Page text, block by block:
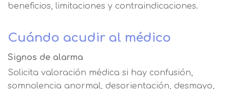
beneficios, limitaciones y contraindicaciones.
Cuándo acudir al médico
Signos de alarma
Solicita valoración médica si hay confusión,
somnolencia anormal, desorientación, desmayo,